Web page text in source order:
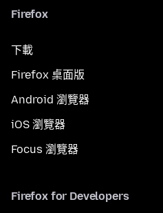
Firefox
下載
Firefox 桌面版
Android 瀏覽器
iOS 瀏覽器
Focus 瀏覽器
Firefox for Developers